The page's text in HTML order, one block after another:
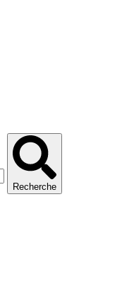
Recherche